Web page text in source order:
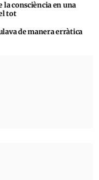
la consciència en una
tot
de manera erràtica